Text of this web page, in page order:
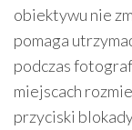
obiektywu nie
pomaga
podczas
miejscach
przyciski